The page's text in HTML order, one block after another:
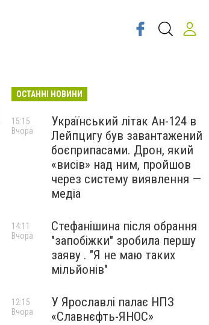
ОСТАННІ НОВИНИ
Український літак Ан-124 в
Лейпцигу був завантажений
боєприпасами. Дрон, який
«висів» над ним, пройшов
через систему виявлення —
медіа
15:15
Вчора
Стефанішина після обрання
"запобіжки" зробила першу
заяву . "Я не маю таких
мільйонів"
14:11
Вчора
У Ярославлі палає НПЗ
«Славнєфть-ЯНОС»
12:15
Вчора